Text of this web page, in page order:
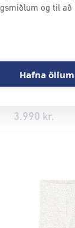
og til
Hafna öllum
3.990 kr.